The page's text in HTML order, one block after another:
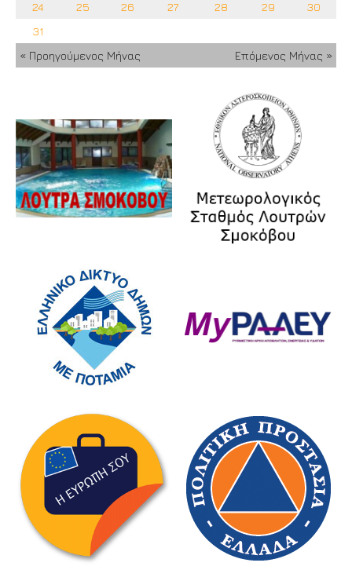
24 25 26 27 28 29
30
31
« Προηγούμενος Μήνας
Επόμενος Μήνας »